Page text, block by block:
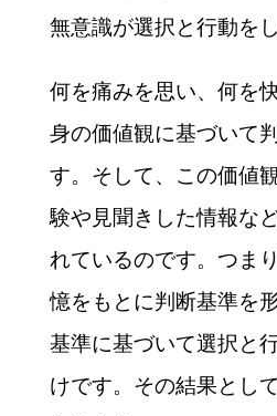
無意識が選択と行動を
何を痛みを思い、何を
身の価値観に基づいて
す。そして、この価値
験や見聞きした情報な
れているのです。つま
憶をもとに判断基準を
基準に基づいて選択と
けです。その結果とし